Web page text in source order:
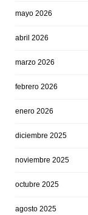
mayo 2026
abril 2026
marzo 2026
febrero 2026
enero 2026
diciembre 2025
noviembre 2025
octubre 2025
agosto 2025